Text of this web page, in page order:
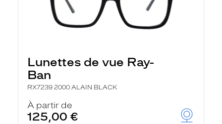
Lunettes de vue Ray-
Ban
RX7239 2000 ALAIN BLACK
À partir de
125,00 €